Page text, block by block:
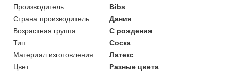
Производитель
Bibs
Страна производитель
Дания
Возрастная группа
С рождения
Тип
Соска
Материал изготовления
Латекс
Цвет
Разные цвета